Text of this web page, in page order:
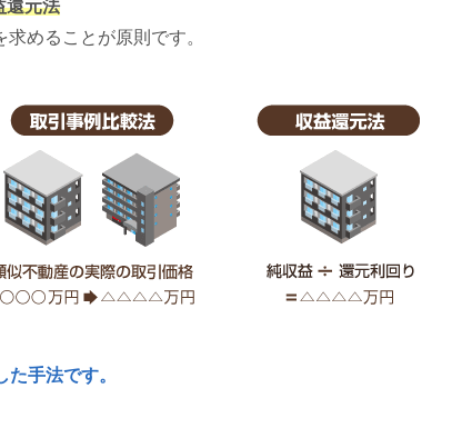
還元法
めることが原則です。
手法です。